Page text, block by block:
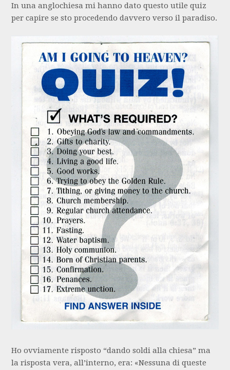
In una anglochiesa mi hanno dato questo utile quiz
per capire se sto procedendo davvero verso il paradiso.
Ho ovviamente risposto “dando soldi alla chiesa” ma
la risposta vera, all’interno, era: «Nessuna di queste